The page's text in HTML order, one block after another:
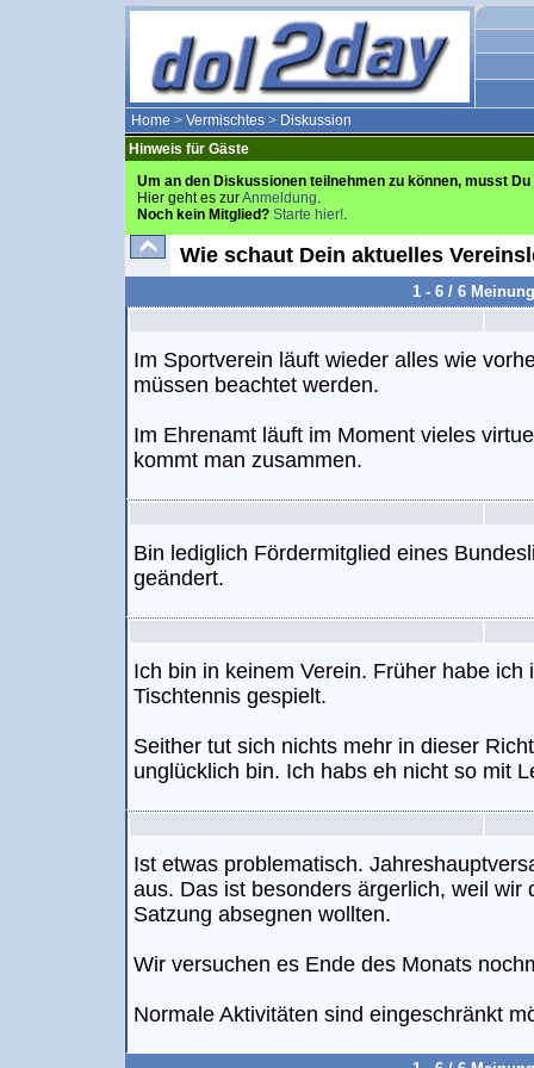
Home > Vermischtes > Diskussion
Hinweis für Gäste
Um an den Diskussionen teilnehmen zu können, musst
Hier geht es zurAnmeldung.
Noch kein Mitglied? Starte hier!.
Wie schaut Dein aktuelles
1 - 6 / 6
Im Sportverein läuft wieder alles wie
müssen beachtet werden.
Im Ehrenamt läuft im Moment vieles
kommt man zusammen.
Bin lediglich Fördermitglied eines
geändert.
Ich bin in keinem Verein. Früher habe ich
Tischtennis gespielt.
Seither tut sich nichts mehr in dieser
unglücklich bin. Ich habs eh nicht so mit
Ist etwas problematisch.
aus. Das ist besonders ärgerlich, weil wir
Satzung absegnen wollten.
Wir versuchen es Ende des Monats
Normale Aktivitäten sind eingeschränkt